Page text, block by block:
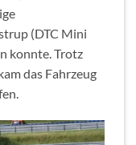
(DTC Mini
konnte. Trotz
das Fahrzeug